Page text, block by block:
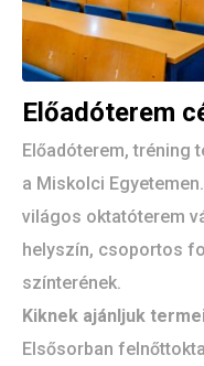
Előadóterem
Előadóterem, tréning
a Miskolci
világos oktatóterem
helyszín, csoportos
színterének.
Kiknek ajánljuk
Elsősorban